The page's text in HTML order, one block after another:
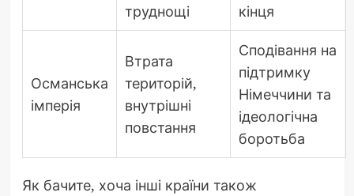
труднощі
кінця
Османська
імперія
Втрата
територій,
внутрішні
повстання
Сподівання на
підтримку
Німеччини та
ідеологічна
боротьба
Як бачите, хоча інші країни також